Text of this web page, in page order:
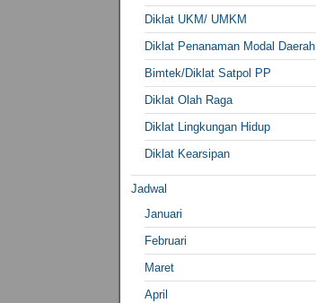
Diklat UKM/ UMKM
Diklat Penanaman Modal Daerah
Bimtek/Diklat Satpol PP
Diklat Olah Raga
Diklat Lingkungan Hidup
Diklat Kearsipan
Jadwal
Januari
Februari
Maret
April